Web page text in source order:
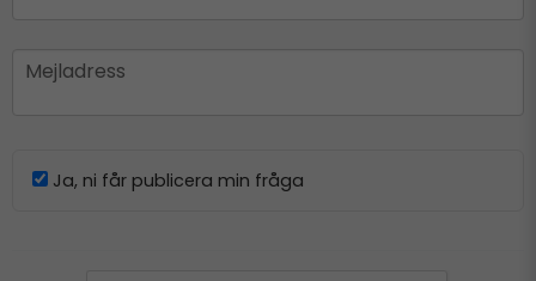
email
Mejladress
Ja, ni får publicera min fråga